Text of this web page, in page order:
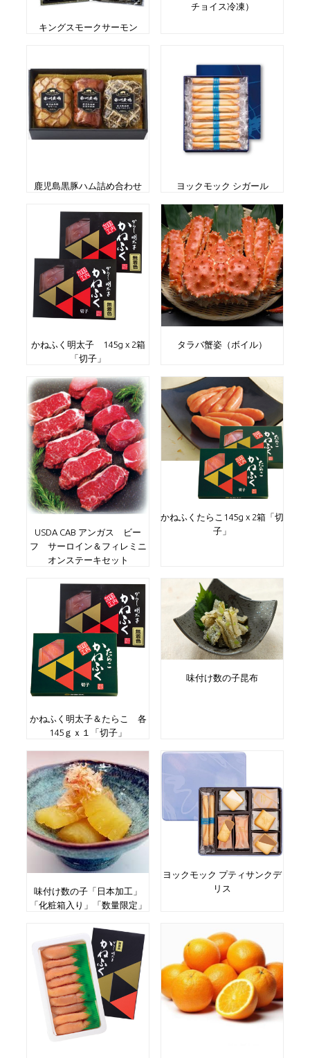
キングスモークサーモン
チョイス冷凍）
鹿児島黒豚ハム詰め合わせ ヨックモック シガール
かねふく明太子 145g x 2箱
「切子」
タラバ蟹姿（ボイル）
USDA CAB アンガス ビー
フ サーロイン＆フィレミニ
オンステーキセット
かねふくたらこ145g x 2箱「切
子」
かねふく明太子＆たらこ 各
145ｇｘ１「切子」
味付け数の子昆布
味付け数の子「日本加工」
「化粧箱入り」「数量限定」
ヨックモック プティサンクデ
リス